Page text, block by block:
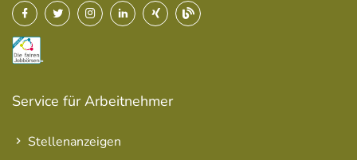
Service für Arbeitnehmer
Stellenanzeigen